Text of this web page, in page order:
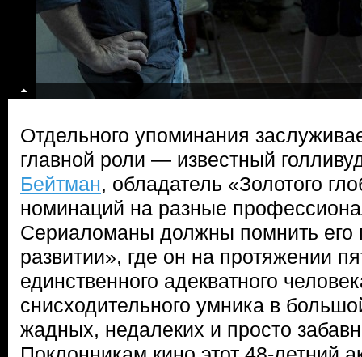
Отдельного упоминания
главной роли — известный
Бейтман, обладатель «Золотого
номинаций на разные
Сериаломаны должны помнить его
развитии», где он на протяжении
единственного адекватного
снисходительного умника в
жадных, недалеких и просто